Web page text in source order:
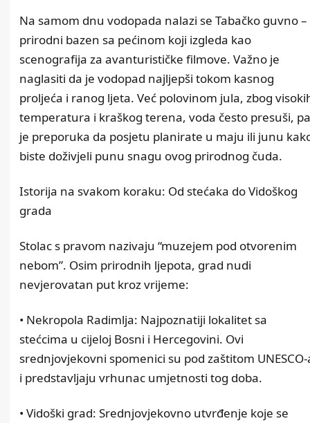
Na samom dnu vodopada nalazi se Tabačko guvno –
prirodni bazen sa pećinom koji izgleda kao
scenografija za avanturističke filmove. Važno je
naglasiti da je vodopad najljepši tokom kasnog
proljeća i ranog ljeta. Već polovinom jula, zbog
temperatura i kraškog terena, voda često presuši, pa
je preporuka da posjetu planirate u maju ili junu
biste doživjeli punu snagu ovog prirodnog čuda.
Istorija na svakom koraku: Od stećaka do Vidoškog
grada
Stolac s pravom nazivaju “muzejem pod otvorenim
nebom”. Osim prirodnih ljepota, grad nudi
nevjerovatan put kroz vrijeme:
• Nekropola Radimlja: Najpoznatiji lokalitet sa
stećcima u cijeloj Bosni i Hercegovini. Ovi
srednjovjekovni spomenici su pod zaštitom
i predstavljaju vrhunac umjetnosti tog doba.
• Vidoški grad: Srednjovjekovno utvrđenje koje se